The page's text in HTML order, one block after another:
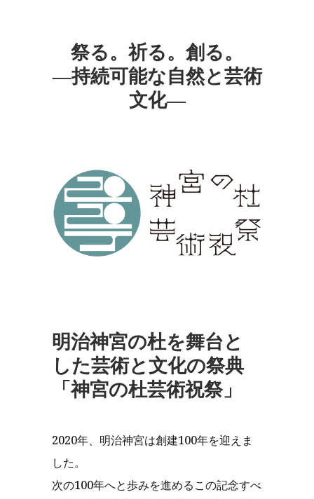
祭る。祈る。創る。
―持続可能な自然と芸術
文化―
明治神宮の杜を舞台と
した芸術と文化の祭典
「神宮の杜芸術祝祭」
2020年、明治神宮は創建100年を迎えま
した。
次の100年へと歩みを進めるこの記念すべ